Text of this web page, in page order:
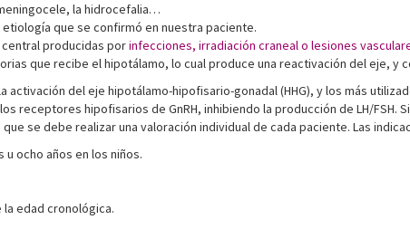
la hidrocefalia…
que se confirmó en nuestra paciente.
producidas porinfecciones, irradiación craneal o lesiones
que recibe el hipotálamo, lo cual produce una reactivación del eje, y
activación del eje hipotálamo-hipofisario-gonadal (HHG), y los más
receptores hipofisarios de GnRH, inhibiendo la producción de LH/FSH.
se debe realizar una valoración individual de cada paciente. Las
ocho años en los niños.
edad cronológica.